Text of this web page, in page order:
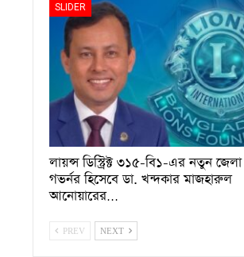
SLIDER
লায়ন্স ডিস্ট্রিক্ট ৩১৫-বি১-এর নতুন জেলা
গভর্নর হিসেবে ডা. খন্দকার মাজহারুল
আনোয়ারের…
PREV NEXT